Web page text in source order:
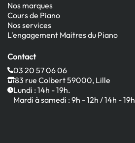
Nos marques
Cours de Piano
Nos services
L'engagement Maitres du Piano
Contact
03 20 57 06 06
83 rue Colbert 59000, Lille
Lundi : 14h - 19h.
Mardi à samedi : 9h - 12h / 14h - 19h